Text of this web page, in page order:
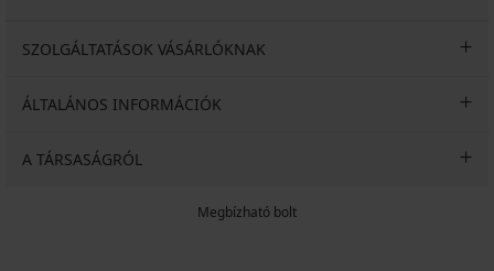
SZOLGÁLTATÁSOK VÁSÁRLÓKNAK
ÁLTALÁNOS INFORMÁCIÓK
A TÁRSASÁGRÓL
Megbízható bolt